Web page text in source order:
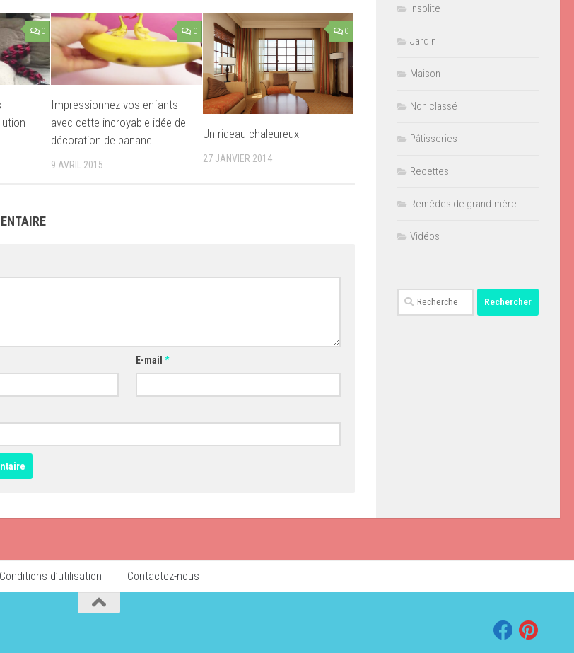
0 0
Impressionnez vos enfants
avec cette incroyable idée de
décoration de banane !
9 AVRIL 2015
0
Un rideau chaleureux
27 JANVIER 2014
E-mail*
Insolite
Jardin
Maison
Non classé
Pâtisseries
Recettes
Remèdes de grand-mère
Vidéos
Rechercher :
Conditions d’utilisation Contactez-nous